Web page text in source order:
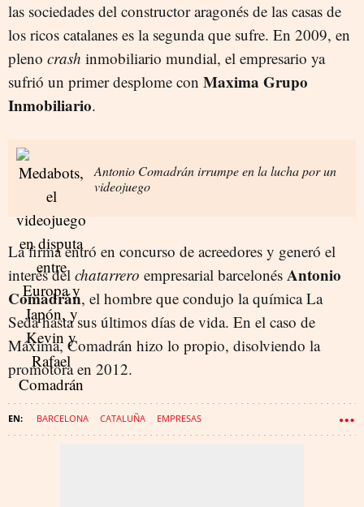
las sociedades del constructor aragonés de las casas de
los ricos catalanes es la segunda que sufre. En 2009, en
pleno crash inmobiliario mundial, el empresario ya
sufrió un primer desplome con Maxima Grupo
Inmobiliario.
Antonio Comadrán irrumpe en la lucha por un
videojuego
La firma entró en concurso de acreedores y generó el
interés del chatarrero empresarial barcelonés Antonio
Comadrán, el hombre que condujo la química La
Seda hasta sus últimos días de vida. En el caso de
Máxima, Comadrán hizo lo propio, disolviendo la
promotora en 2012.
BARCELONA CATALUÑA EMPRESAS